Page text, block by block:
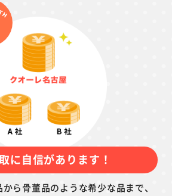
に自信があります！
ら骨董品のような希少な品まで、